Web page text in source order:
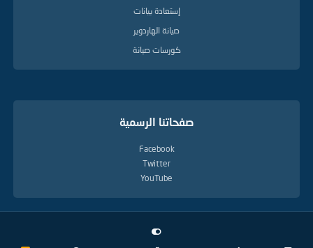
إستعادة بيانات
صيانة الهاردوير
كورسات صيانة
صفحاتنا الرسمية
Facebook
Twitter
YouTube